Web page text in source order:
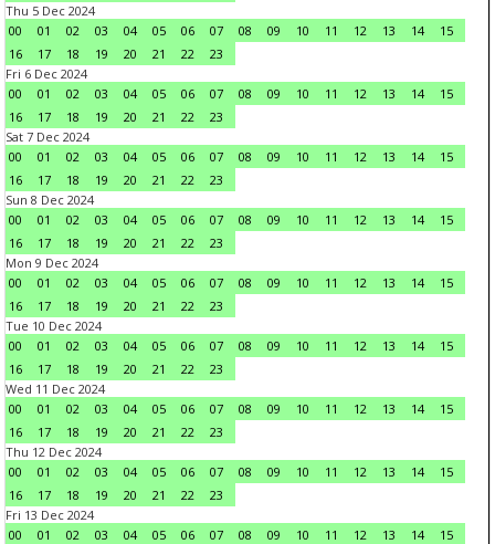
Thu 5 Dec 2024
00
01 02 03 04 05 06 07 08 09 10 11 12 13 14
15
16
17 18 19 20 21 22
23
Fri 6 Dec 2024
00
01 02 03 04 05 06 07 08 09 10 11 12 13 14
15
16
17 18 19 20 21 22
23
Sat 7 Dec 2024
00
01 02 03 04 05 06 07 08 09 10 11 12 13 14
15
16
17 18 19 20 21 22
23
Sun 8 Dec 2024
00
01 02 03 04 05 06 07 08 09 10 11 12 13 14
15
16
17 18 19 20 21 22
23
Mon 9 Dec 2024
00
01 02 03 04 05 06 07 08 09 10 11 12 13 14
15
16
17 18 19 20 21 22
23
Tue 10 Dec 2024
00
01 02 03 04 05 06 07 08 09 10 11 12 13 14
15
16
17 18 19 20 21 22
23
Wed 11 Dec 2024
00
01 02 03 04 05 06 07 08 09 10 11 12 13 14
15
16
17 18 19 20 21 22
23
Thu 12 Dec 2024
00
01 02 03 04 05 06 07 08 09 10 11 12 13 14
15
16
17 18 19 20 21 22
23
Fri 13 Dec 2024
00
01 02 03 04 05 06 07 08 09 10 11 12 13 14
15